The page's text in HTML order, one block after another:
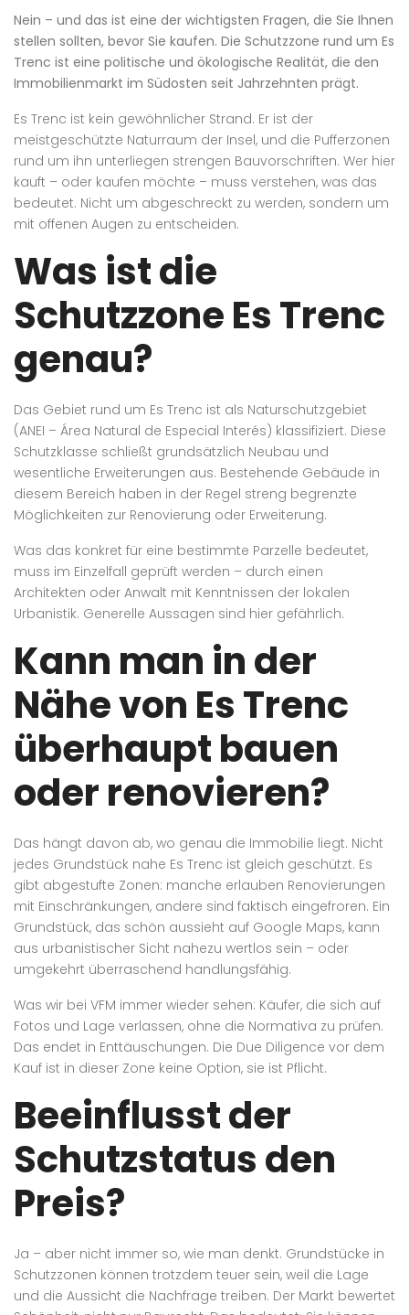
Nein – und das ist eine der wichtigsten Fragen, die Sie Ihnen
stellen sollten, bevor Sie kaufen. Die Schutzzone rund um Es
Trenc ist eine politische und ökologische Realität, die den
Immobilienmarkt im Südosten seit Jahrzehnten prägt.
Es Trenc ist kein gewöhnlicher Strand. Er ist der
meistgeschützte Naturraum der Insel, und die Pufferzonen
rund um ihn unterliegen strengen Bauvorschriften. Wer hier
kauft – oder kaufen möchte – muss verstehen, was das
bedeutet. Nicht um abgeschreckt zu werden, sondern um
mit offenen Augen zu entscheiden.
Was ist die
Schutzzone Es Trenc
genau?
Das Gebiet rund um Es Trenc ist als Naturschutzgebiet
(ANEI – Área Natural de Especial Interés) klassifiziert. Diese
Schutzklasse schließt grundsätzlich Neubau und
wesentliche Erweiterungen aus. Bestehende Gebäude in
diesem Bereich haben in der Regel streng begrenzte
Möglichkeiten zur Renovierung oder Erweiterung.
Was das konkret für eine bestimmte Parzelle bedeutet,
muss im Einzelfall geprüft werden – durch einen
Architekten oder Anwalt mit Kenntnissen der lokalen
Urbanistik. Generelle Aussagen sind hier gefährlich.
Kann man in der
Nähe von Es Trenc
überhaupt bauen
oder renovieren?
Das hängt davon ab, wo genau die Immobilie liegt. Nicht
jedes Grundstück nahe Es Trenc ist gleich geschützt. Es
gibt abgestufte Zonen: manche erlauben Renovierungen
mit Einschränkungen, andere sind faktisch eingefroren. Ein
Grundstück, das schön aussieht auf Google Maps, kann
aus urbanistischer Sicht nahezu wertlos sein – oder
umgekehrt überraschend handlungsfähig.
Was wir bei VFM immer wieder sehen: Käufer, die sich auf
Fotos und Lage verlassen, ohne die Normativa zu prüfen.
Das endet in Enttäuschungen. Die Due Diligence vor dem
Kauf ist in dieser Zone keine Option, sie ist Pflicht.
Beeinflusst der
Schutzstatus den
Preis?
Ja – aber nicht immer so, wie man denkt. Grundstücke in
Schutzzonen können trotzdem teuer sein, weil die Lage
und die Aussicht die Nachfrage treiben. Der Markt bewertet